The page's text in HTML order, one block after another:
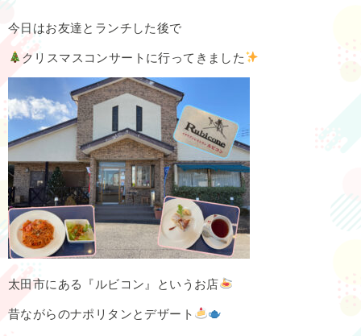
今日はお友達とランチした後で
クリスマスコンサートに行ってきました
太田市にある『ルビコン』というお店
昔ながらのナポリタンとデザート